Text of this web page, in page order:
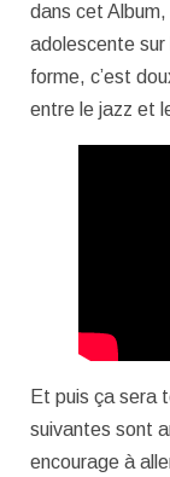
dans cet
adolescente sur
forme, c’est
entre le jazz et
Et puis ça sera
suivantes sont
encourage à